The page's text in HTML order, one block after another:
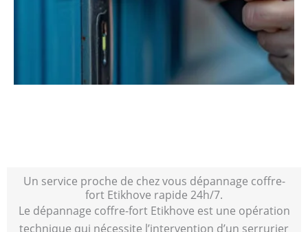
Un service proche de chez vous dépannage coffre-
fort Etikhove rapide 24h/7.
Le dépannage coffre-fort Etikhove est une opération
technique qui nécessite l’intervention d’un serrurier